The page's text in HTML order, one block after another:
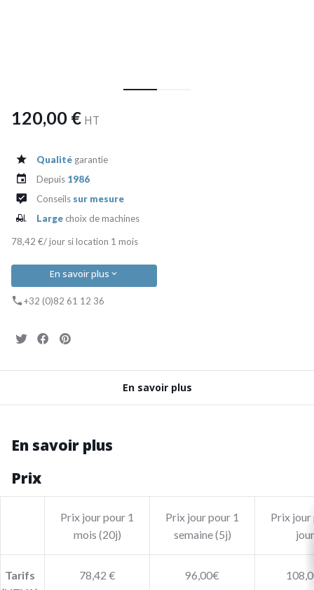
120,00 € HT
Qualité garantie
Depuis 1986
Conseils sur mesure
Large choix de machines
78,42 €/ jour si location 1 mois
En savoir plus
+32 (0)82 61 12 36
En savoir plus
En savoir plus
Prix
Prix jour pour 1
mois (20j)
Prix jour pour 1
semaine (5j)
Prix jour
Tarifs
78,42 € 96,00€